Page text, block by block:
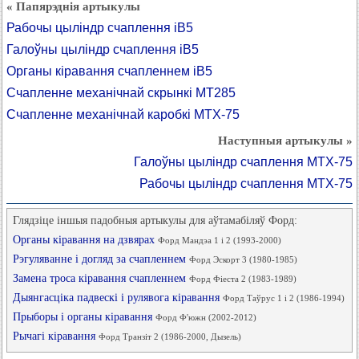
« Папярэднія артыкулы
Рабочы цыліндр счаплення iB5
Галоўны цыліндр счаплення iB5
Органы кіравання счапленнем iB5
Счапленне механічнай скрынкі MT285
Счапленне механічнай каробкі MTX-75
Наступныя артыкулы »
Галоўны цыліндр счаплення MTX-75
Рабочы цыліндр счаплення MTX-75
Глядзіце іншыя падобныя артыкулы для аўтамабіляў Форд:
Органы кіравання на дзвярах Форд Мандэа 1 і 2 (1993-2000)
Рэгуляванне і догляд за счапленнем Форд Эскорт 3 (1980-1985)
Замена троса кіравання счапленнем Форд Фіеста 2 (1983-1989)
Дыянгасціка падвескі і рулявога кіравання Форд Таўрус 1 і 2 (1986-1994)
Прыборы і органы кіравання Форд Ф'южн (2002-2012)
Рычагі кіравання Форд Транзіт 2 (1986-2000, Дызель)